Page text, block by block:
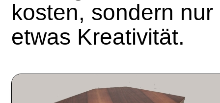
kosten, sondern
etwas Kreativität.